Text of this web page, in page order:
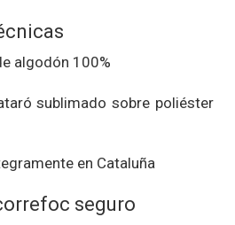
algodón 100%
sublimado sobre poliéster
en Cataluña
seguro